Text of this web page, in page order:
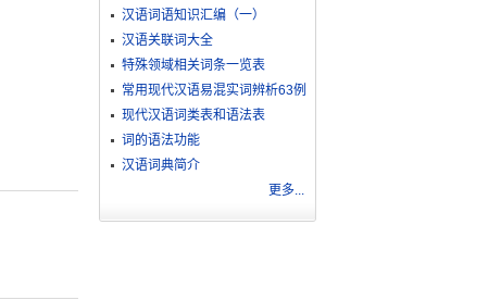
汉语词语知识汇编（一）
汉语关联词大全
特殊领域相关词条一览表
常用现代汉语易混实词辨析63例
现代汉语词类表和语法表
词的语法功能
汉语词典简介
更多...